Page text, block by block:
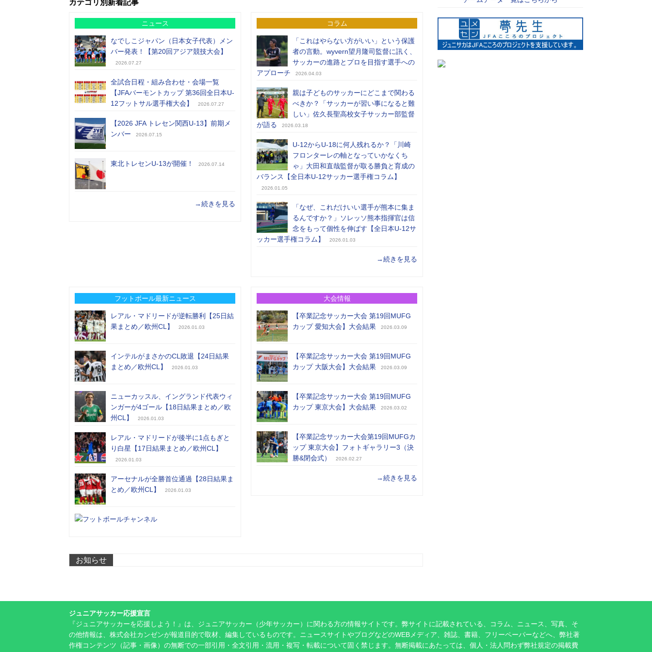
カテゴリ別新着記事
ニュース
なでしこジャパン（日本女子代表）メン
バー発表！【第20回アジア競技大会】
2026.07.27
全試合日程・組み合わせ・会場一覧
【JFAバーモントカップ 第36回全日本U-
12フットサル選手権大会】
2026.07.27
【2026 JFA トレセン関西U-13】前期メ
ンバー
2026.07.15
東北トレセンU-13が開催！ 2026.07.14
→続きを見る
コラム
「これはやらない方がいい」という保護
者の言動。wyvern望月隆司監督に訊く、
サッカーの進路とプロを目指す選手への
アプローチ
2026.04.03
親は子どものサッカーにどこまで関わる
べきか？「サッカーが習い事になると難
しい」佐久長聖高校女子サッカー部監督
が語る
2026.03.18
U-12からU-18に何人残れるか？「川崎
フロンターレの軸となっていかなくち
ゃ」大田和直哉監督が取る勝負と育成の
バランス【全日本U-12サッカー選手権コラム】
2026.01.05
「なぜ、これだけいい選手が熊本に集ま
るんですか？」ソレッソ熊本指揮官は信
念をもって個性を伸ばす【全日本U-12サ
ッカー選手権コラム】
2026.01.03
→続きを見る
フットボール最新ニュース
レアル・マドリードが逆転勝利【25日結
果まとめ／欧州CL】
2026.01.03
インテルがまさかのCL敗退【24日結果
まとめ／欧州CL】
2026.01.03
ニューカッスル、イングランド代表ウィ
ンガーが4ゴール【18日結果まとめ／欧
州CL】
2026.01.03
レアル・マドリードが後半に1点もぎと
り白星【17日結果まとめ／欧州CL】
2026.01.03
アーセナルが全勝首位通過【28日結果ま
とめ／欧州CL】
2026.01.03
大会情報
【卒業記念サッカー大会 第19回MUFG
カップ 愛知大会】大会結果
2026.03.09
【卒業記念サッカー大会 第19回MUFG
カップ 大阪大会】大会結果
2026.03.09
【卒業記念サッカー大会 第19回MUFG
カップ 東京大会】大会結果
2026.03.02
【卒業記念サッカー大会第19回MUFGカ
ップ 東京大会】フォトギャラリー3（決
勝&閉会式）
2026.02.27
→続きを見る
お知らせ
ジュニアサッカー応援宣言
『ジュニアサッカーを応援しよう！』は、ジュニアサッカー（少年サッカー）に関わる方の情報サイトです。弊サイトに記載されている、コラム、ニュース、写真、そ
の他情報は、株式会社カンゼンが報道目的で取材、編集しているものです。ニュースサイトやブログなどのWEBメディア、雑誌、書籍、フリーペーパーなどへ、弊社著
作権コンテンツ（記事・画像）の無断での一部引用・全文引用・流用・複写・転載について固く禁じます。無断掲載にあたっては、個人・法人問わず弊社規定の掲載費